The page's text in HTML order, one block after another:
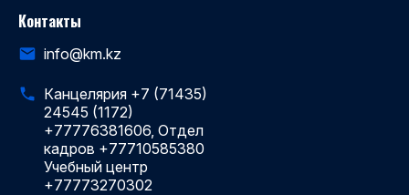
Контакты
info@km.kz
Канцелярия +7 (71435)
24545 (1172)
+77776381606, Отдел
кадров +77710585380
Учебный центр
+77773270302